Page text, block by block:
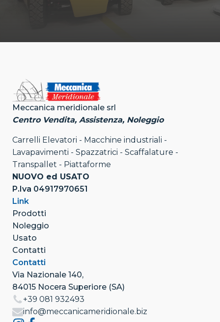
Meccanica meridionale srl
Centro Vendita, Assistenza, Noleggio
Carrelli Elevatori - Macchine industriali -
Lavapavimenti - Spazzatrici - Scaffalature -
Transpallet - Piattaforme
NUOVO ed USATO
P.Iva 04917970651
Link
Prodotti
Noleggio
Usato
Contatti
Contatti
Via Nazionale 140,
84015 Nocera Superiore (SA)
+39 081 932493
info@meccanicameridionale.biz